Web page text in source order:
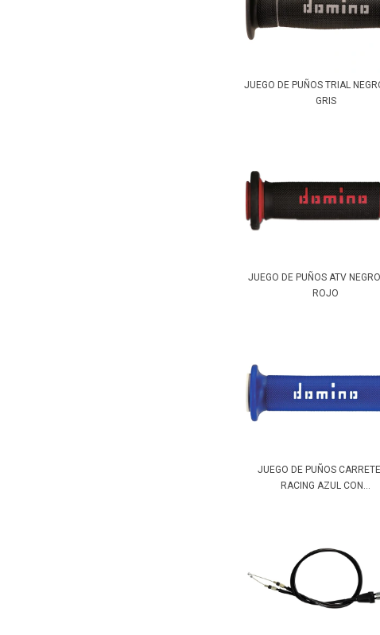
JUEGO DE PUÑOS TRIAL
GRIS
JUEGO DE PUÑOS ATV
ROJO
JUEGO DE PUÑOS
RACING AZUL CON...